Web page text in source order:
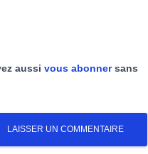
aussi vous abonnersans